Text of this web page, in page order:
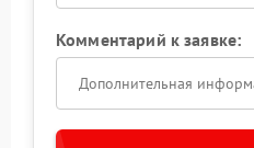
Комментарий к заявке: